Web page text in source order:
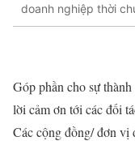
doanh nghiệp thời
Góp phần cho sự
lời cảm ơn tới các đối
Các cộng đồng/ đơn vị